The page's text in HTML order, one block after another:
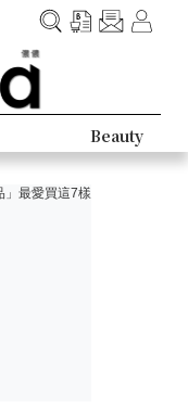
Beauty